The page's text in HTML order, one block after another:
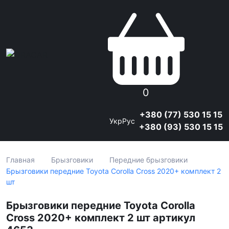
0
УкрРус
+380 (77) 530 15 15
+380 (93) 530 15 15
Главная Брызговики
Передние брызговики
Брызговики передние Toyota Corolla Cross 2020+ комплект 2
шт
Брызговики передние Toyota Corolla
Cross 2020+ комплект 2 шт артикул